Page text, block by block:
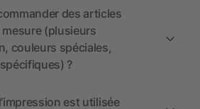
des articles
(plusieurs
couleurs spéciales,
?
est utilisée